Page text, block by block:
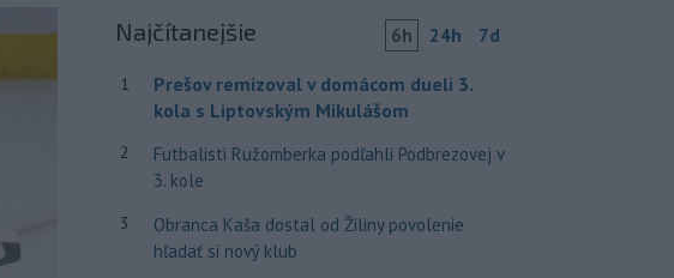
Najčítanejšie 6h 24h 7d
1
Prešov remizoval v domácom dueli 3.
kola s Liptovským Mikulášom
2
Futbalisti Ružomberka podľahli Podbrezovej v
3. kole
3
Obranca Kaša dostal od Žiliny povolenie
hľadať si nový klub